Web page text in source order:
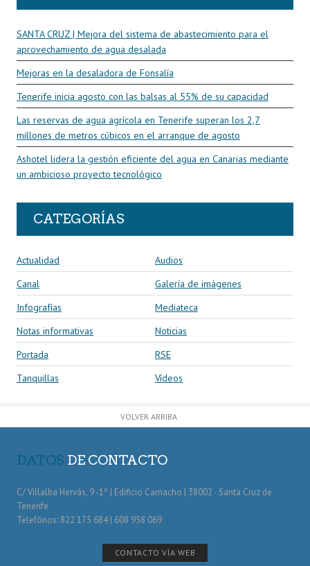
SANTA CRUZ | Mejora del sistema de abastecimiento para el
aprovechamiento de agua desalada
Mejoras en la desaladora de Fonsalía
Tenerife inicia agosto con las balsas al 55% de su capacidad
Las reservas de agua agrícola en Tenerife superan los 2,7
millones de metros cúbicos en el arranque de agosto
Ashotel lidera la gestión eficiente del agua en Canarias mediante
un ambicioso proyecto tecnológico
CATEGORÍAS
Actualidad
Audios
Canal
Galería de imágenes
Infografías
Mediateca
Notas informativas
Noticias
Portada
RSE
Tanquillas
Vídeos
VOLVER ARRIBA
DATOS DE CONTACTO
C/ Villalba Hervás, 9 -1º | Edificio Camacho | 38002 · Santa Cruz de
Tenerife
Telefónos: 822 175 684 | 608 958 069
CONTACTO VÍA WEB